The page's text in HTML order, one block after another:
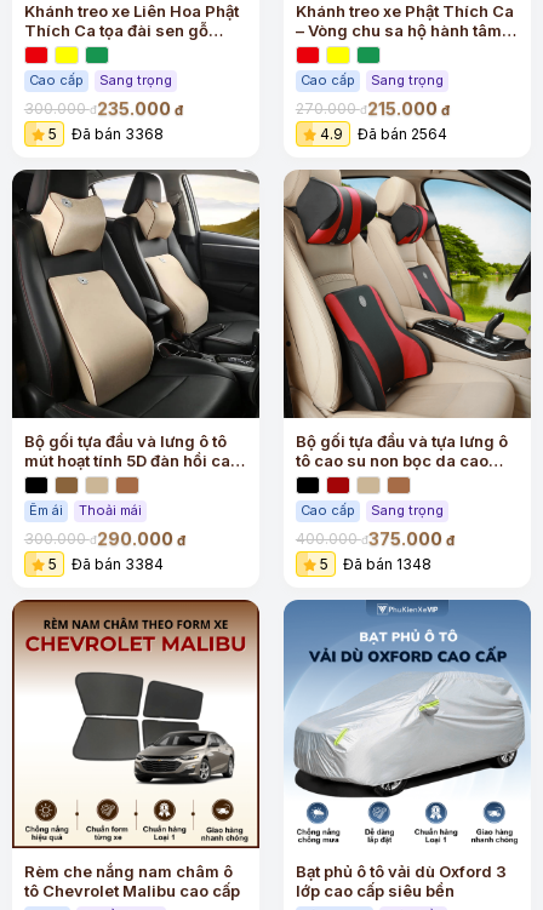
Khánh treo xe Liên Hoa Phật
Thích Ca tọa đài sen gỗ
hoàng dương cao cấp
Cao cấp Sang trọng
300.000đ235.000 đ
5 Đã bán 3368
Khánh treo xe Phật Thích Ca
– Vòng chu sa hộ hành tâm
an
Cao cấp Sang trọng
270.000đ215.000 đ
4.9 Đã bán 2564
Bộ gối tựa đầu và lưng ô tô
mút hoạt tính 5D đàn hồi cao
cấp
Êm ái Thoải mái
300.000đ290.000 đ
5 Đã bán 3384
Bộ gối tựa đầu và tựa lưng ô
tô cao su non bọc da cao
cấp
Cao cấp Sang trọng
400.000đ375.000 đ
5 Đã bán 1348
Rèm che nắng nam châm ô
tô Chevrolet Malibu cao cấp
Bạt phủ ô tô vải dù Oxford 3
lớp cao cấp siêu bền